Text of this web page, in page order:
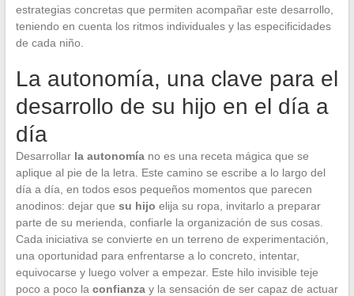
estrategias concretas que permiten acompañar este desarrollo,
teniendo en cuenta los ritmos individuales y las especificidades
de cada niño.
La autonomía, una clave para el
desarrollo de su hijo en el día a
día
Desarrollar la autonomíano es una receta mágica que se
aplique al pie de la letra. Este camino se escribe a lo largo del
día a día, en todos esos pequeños momentos que parecen
anodinos: dejar que su hijo elija su ropa, invitarlo a preparar
parte de su merienda, confiarle la organización de sus cosas.
Cada iniciativa se convierte en un terreno de experimentación,
una oportunidad para enfrentarse a lo concreto, intentar,
equivocarse y luego volver a empezar. Este hilo invisible teje
poco a poco la confianzay la sensación de ser capaz de actuar